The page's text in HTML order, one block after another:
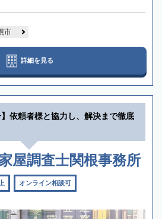
市
詳細を見る
】依頼者様と協力し、解決まで徹底
屋調査士関根事務所
オンライン相談可